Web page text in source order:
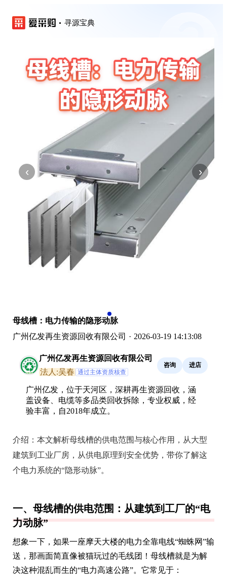
寻源宝典
‹ ›
母线槽：电力传输的隐形动脉
广州亿发再生资源回收有限公司 · 2026-03-19 14:13:08
广州亿发再生资源回收有限公司
法人:吴春 通过主体资质核查
咨询 进店
广州亿发，位于天河区，深耕再生资源回收，涵
盖设备、电缆等多品类回收拆除，专业权威，经
验丰富，自2018年成立。
介绍： 本文解析母线槽的供电范围与核心作用，从大型
建筑到工业厂房，从供电原理到安全优势，带你了解这
个电力系统的“隐形动脉”。
一、母线槽的供电范围：从建筑到工厂的“电
力动脉”
想象一下，如果一座摩天大楼的电力全靠电线“蜘蛛网”输
送，那画面简直像被猫玩过的毛线团！母线槽就是为解
决这种混乱而生的“电力高速公路”。它常见于：